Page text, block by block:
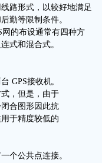
路形式，以较好地满足
勤等限制条件。
网的布设通常有四种方
式和混合式。
GPS接收机,
，但是，由于
合图形因此抗
于精度较低的
个公共点连接。